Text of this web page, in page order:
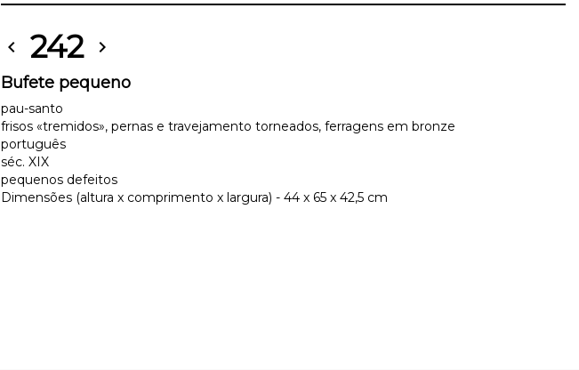
chevron_left 242 chevron_right
Bufete pequeno
pau-santo
frisos «tremidos», pernas e travejamento torneados, ferragens em bronze
português
séc. XIX
pequenos defeitos
Dimensões (altura x comprimento x largura) - 44 x 65 x 42,5 cm